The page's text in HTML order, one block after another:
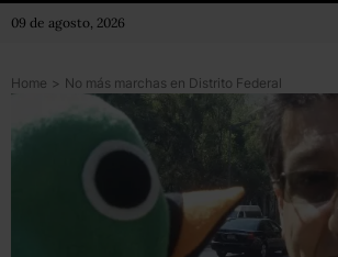
09 de agosto, 2026
Home > No más marchas en Distrito Federal